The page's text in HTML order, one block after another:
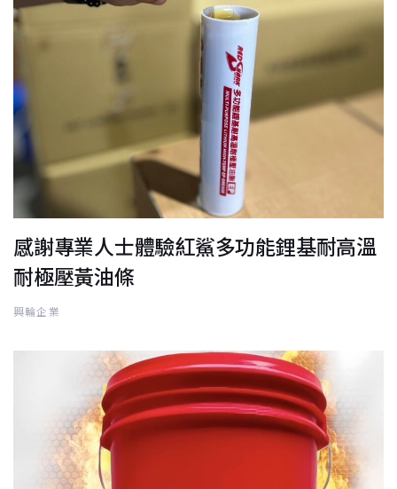
感謝專業人士體驗紅鯊多功能鋰基耐高溫
耐極壓黃油條
興輪企業